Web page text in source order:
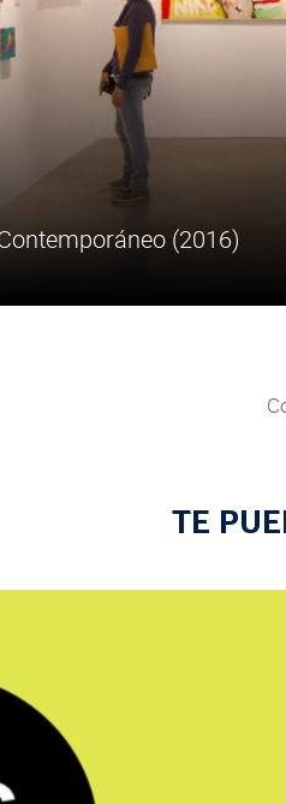
de arte contemporáneo
TE